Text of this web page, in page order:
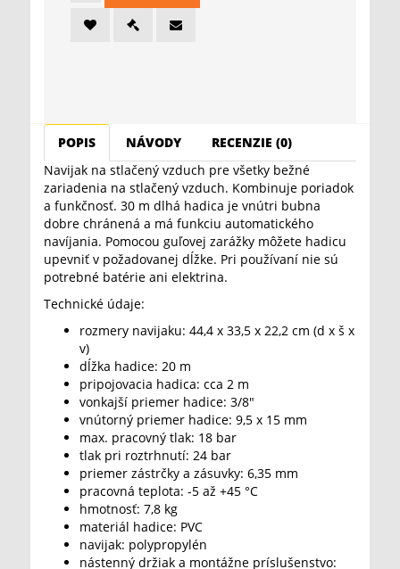
POPIS NÁVODY
RECENZIE (0)
Navijak na stlačený vzduch pre všetky bežné
zariadenia na stlačený vzduch. Kombinuje poriadok
a funkčnosť. 30 m dlhá hadica je vnútri bubna
dobre chránená a má funkciu automatického
navíjania. Pomocou guľovej zarážky môžete hadicu
upevniť v požadovanej dĺžke. Pri používaní nie sú
potrebné batérie ani elektrina.
Technické údaje:
rozmery navijaku: 44,4 x 33,5 x 22,2 cm (d x š x
v)
dĺžka hadice: 20 m
pripojovacia hadica: cca 2 m
vonkajší priemer hadice: 3/8"
vnútorný priemer hadice: 9,5 x 15 mm
max. pracovný tlak: 18 bar
tlak pri roztrhnutí: 24 bar
priemer zástrčky a zásuvky: 6,35 mm
pracovná teplota: -5 až +45 °C
hmotnosť: 7,8 kg
materiál hadice: PVC
navijak: polypropylén
nástenný držiak a montážne príslušenstvo: